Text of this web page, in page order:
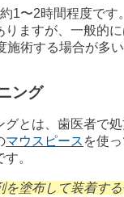
1〜2時間程度です
りますが、一般的
施術する場合が多い
ング
グとは、歯医者で
マウスピース を使
。
を塗布して装着す